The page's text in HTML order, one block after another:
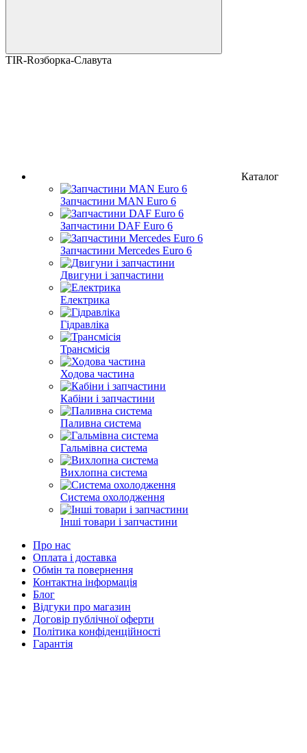
TIR-Rозборка-Славута
Каталог
Запчастини MAN Euro 6
Запчастини DAF Euro 6
Запчастини Mercedes Euro 6
Двигуни і запчастини
Електрика
Гідравліка
Трансмісія
Ходова частина
Кабіни і запчастини
Паливна система
Гальмівна система
Вихлопна система
Система охолодження
Інші товари і запчастини
Про нас
Оплата і доставка
Обмін та повернення
Контактна інформація
Блог
Відгуки про магазин
Договір публічної оферти
Політика конфіденційності
Гарантія